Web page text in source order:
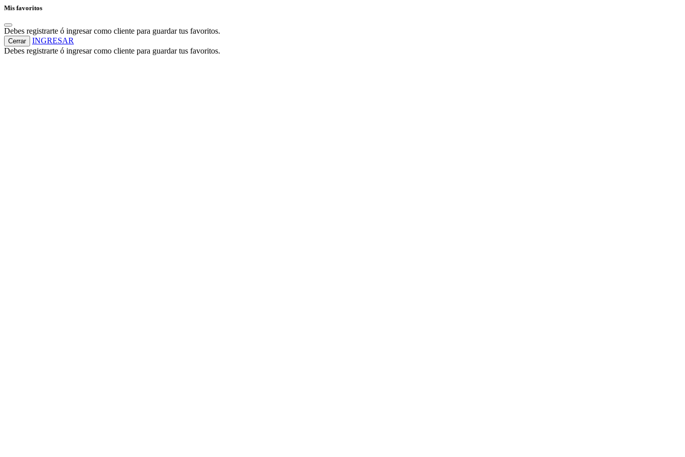
Mis favoritos
Debes registrarte ó ingresar como cliente para guardar tus favoritos.
Cerrar
INGRESAR
Debes registrarte ó ingresar como cliente para guardar tus favoritos.